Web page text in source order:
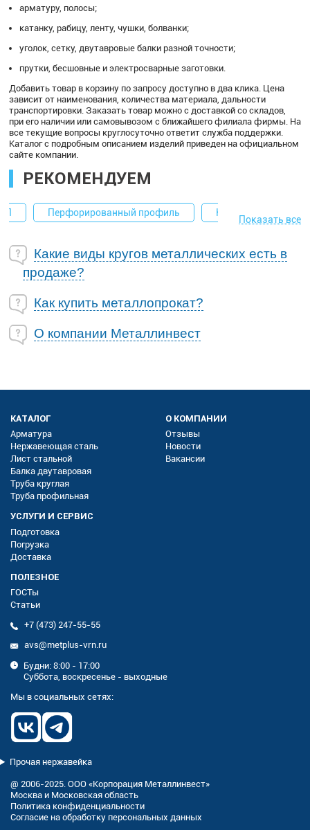
арматуру, полосы;
катанку, рабицу, ленту, чушки, болванки;
уголок, сетку, двутавровые балки разной точности;
прутки, бесшовные и электросварные заготовки.
Добавить товар в корзину по запросу доступно в два клика. Цена
зависит от наименования, количества материала, дальности
транспортировки. Заказать товар можно с доставкой со складов,
при его наличии или самовывозом с ближайшего филиала фирмы. На
все текущие вопросы круглосуточно ответит служба поддержки.
Каталог с подробным описанием изделий приведен на официальном
сайте компании.
РЕКОМЕНДУЕМ
Перфорированный профиль Крепеж (шайбы)
Показать все
Какие виды кругов металлических есть в
продаже?
Как купить металлопрокат?
О компании Металлинвест
КАТАЛОГ
Арматура
Нержавеющая сталь
Лист стальной
Балка двутавровая
Труба круглая
Труба профильная
О КОМПАНИИ
Отзывы
Новости
Вакансии
УСЛУГИ И СЕРВИС
Подготовка
Погрузка
Доставка
ПОЛЕЗНОЕ
ГОСТы
Статьи
+7 (473) 247-55-55
avs@metplus-vrn.ru
Будни: 8:00 - 17:00
Суббота, воскресенье - выходные
Мы в социальных сетях:
Прочая нержавейка
@ 2006-2025. ООО «Корпорация Металлинвест»
Москва и Московская область
Политика конфиденциальности
Согласие на обработку персональных данных